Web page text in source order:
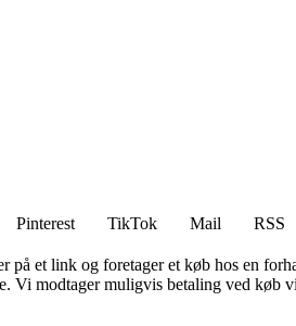
Pinterest TikTok Mail
RSS
et link og foretager et køb hos en
modtager muligvis betaling ved køb